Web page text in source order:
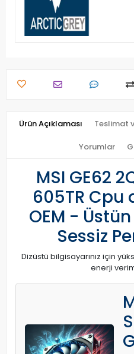
Ürün Açıklaması Teslimat
Yorumlar
MSI GE62
605TR Cpu
OEM -
Sessiz
Dizüstü bilgisayarınız için
enerji